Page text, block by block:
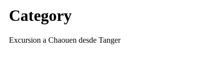
Category
Excursion a Chaouen desde Tanger